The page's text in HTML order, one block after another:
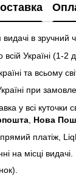
в зручний
Україні (1-2
та всьому
при
у всі куточки
Нова
платіж,
на місці видачі.